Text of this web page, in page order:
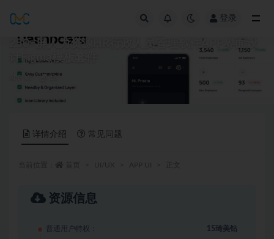
登录
250+屏人力资源HR行政人员管理软件APP界面设
计Figma模板套件
APP UI
详情介绍 常见问题
资源信息
普通用户特权： 15琦美钻